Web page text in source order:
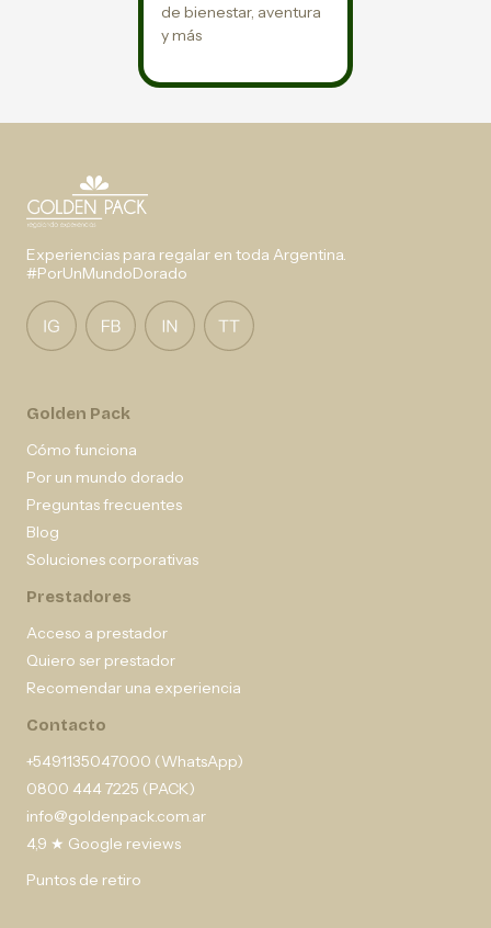
de bienestar, aventura
y más
Experiencias para regalar en toda Argentina.
#PorUnMundoDorado
Golden Pack
Cómo funciona
Por un mundo dorado
Preguntas frecuentes
Blog
Soluciones corporativas
Prestadores
Acceso a prestador
Quiero ser prestador
Recomendar una experiencia
Contacto
+5491135047000 (WhatsApp)
0800 444 7225 (PACK)
info@goldenpack.com.ar
4,9 ★ Google reviews
Puntos de retiro